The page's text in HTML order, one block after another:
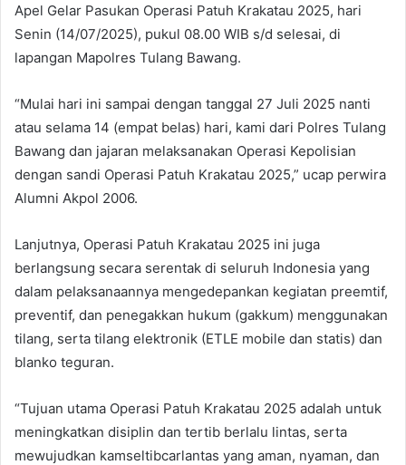
Apel Gelar Pasukan Operasi Patuh Krakatau 2025, hari
Senin (14/07/2025), pukul 08.00 WIB s/d selesai, di
lapangan Mapolres Tulang Bawang.
“Mulai hari ini sampai dengan tanggal 27 Juli 2025 nanti
atau selama 14 (empat belas) hari, kami dari Polres Tulang
Bawang dan jajaran melaksanakan Operasi Kepolisian
dengan sandi Operasi Patuh Krakatau 2025,” ucap perwira
Alumni Akpol 2006.
Lanjutnya, Operasi Patuh Krakatau 2025 ini juga
berlangsung secara serentak di seluruh Indonesia yang
dalam pelaksanaannya mengedepankan kegiatan preemtif,
preventif, dan penegakkan hukum (gakkum) menggunakan
tilang, serta tilang elektronik (ETLE mobile dan statis) dan
blanko teguran.
“Tujuan utama Operasi Patuh Krakatau 2025 adalah untuk
meningkatkan disiplin dan tertib berlalu lintas, serta
mewujudkan kamseltibcarlantas yang aman, nyaman, dan